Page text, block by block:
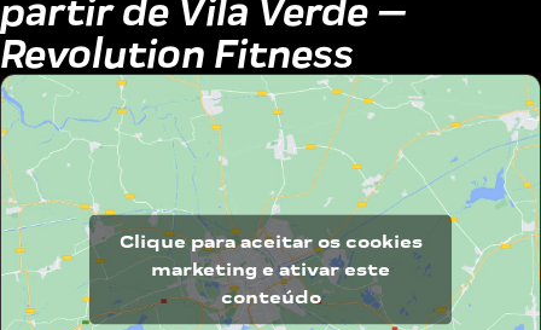
partir de Vila Verde —
Revolution Fitness
Clique para aceitar os cookies
marketing e ativar este
conteúdo